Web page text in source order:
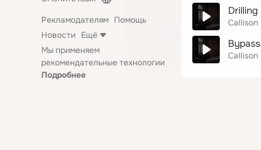
Рекламодателям Помощь
Новости Ещё
Мы применяем
рекомендательные технологии
Подробнее
Drilling
Callison
Bypass
Callison